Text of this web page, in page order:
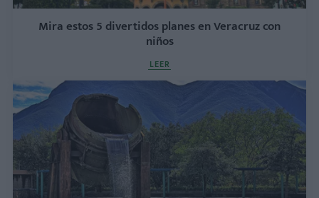
Mira estos 5 divertidos planes en Veracruz con
niños
LEER